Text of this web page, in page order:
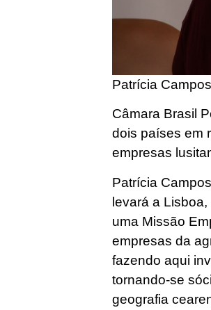
Patrícia
Câmara Brasil
dois países em
empresas
Patrícia
levará a
uma Missão
empresas da
fazendo aqui
tornando-se
geografia